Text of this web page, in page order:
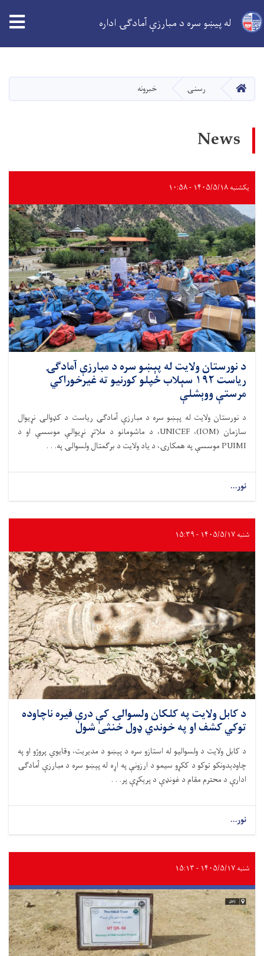
له پیښو سره د مبارزې آمادګۍ اداره
کور رسنۍ خبرونه
News
یکشنبه ۱۴۰۵/۵/۱۸ - ۱۰:۵۸
د نورستان ولایت له پېښو سره د مبارزې آمادګۍ
ریاست ۱۹۲ سېلاب ځپلو کورنیو ته غیرخوراکي
مرستې ووېشلې
د نورستان ولایت له پېښو سره د مبارزې آمادګۍ ریاست د کډوالۍ نړیوال
سازمان (IOM)، UNICEF، د ماشومانو د ملاتړ نړیوالې موسسې او د
PUIMI موسسې په همکارۍ، د یاد ولایت د برګمتال ولسوالۍ په. . .
نور...
شنبه ۱۴۰۵/۵/۱۷ - ۱۵:۳۹
د کابل ولایت په کلکان ولسوالۍ کې درې فیره ناچاوده
توکي کشف او په خوندي ډول خنثی شول
د کابل ولایت د ولسوالیو له استازو سره د پېښو د مدیریت، وقایوي پروژو او په
چاودېدونکو توکو د ککړو سیمو د ارزونې په اړه له پېښو سره د مبارزې آمادګۍ
ادارې د محترم مقام د غونډې د پرېکړې پر. . .
نور...
شنبه ۱۴۰۵/۵/۱۷ - ۱۵:۱۳